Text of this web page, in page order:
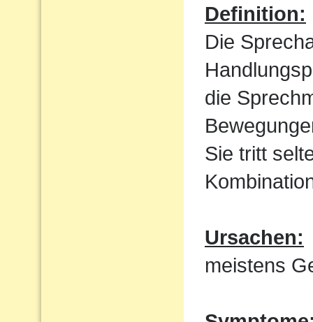
Definition:
Die
die
Sie tritt
Ursachen:
meistens